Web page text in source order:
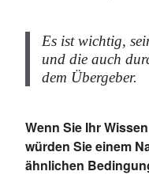
Es ist wich­tig,
und die auch
dem Über­ge­ber.
Wenn Sie Ihr
würden Sie einem
ähnlichen